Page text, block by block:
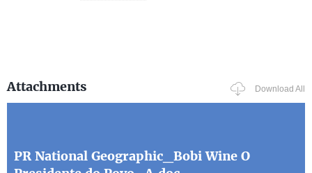
Attachments Download All
PR National Geographic_Bobi Wine O